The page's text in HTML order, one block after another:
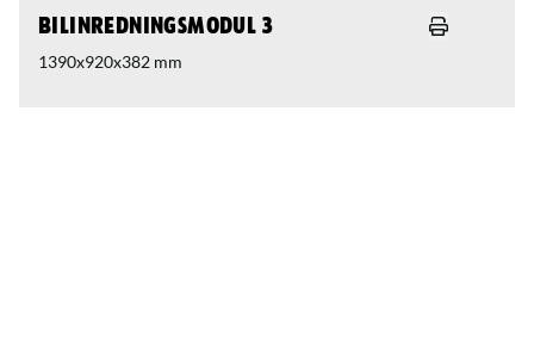
Bilinredningsmodul 3
1390x920x382 mm